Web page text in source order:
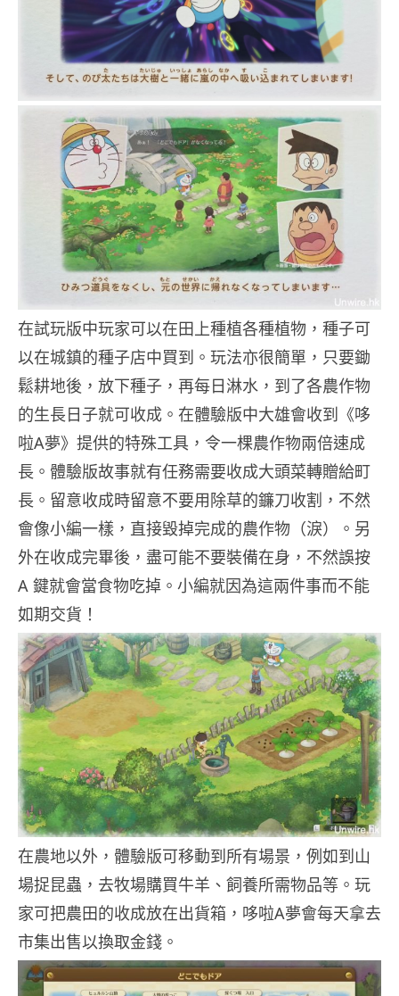
在試玩版中玩家可以在田上種植各種植物，種子可
以在城鎮的種子店中買到。玩法亦很簡單，只要鋤
鬆耕地後，放下種子，再每日淋水，到了各農作物
的生長日子就可收成。在體驗版中大雄會收到《哆
啦A夢》提供的特殊工具，令一棵農作物兩倍速成
長。體驗版故事就有任務需要收成大頭菜轉贈給町
長。留意收成時留意不要用除草的鐮刀收割，不然
會像小編一樣，直接毀掉完成的農作物（淚）。另
外在收成完畢後，盡可能不要裝備在身，不然誤按
A 鍵就會當食物吃掉。小編就因為這兩件事而不能
如期交貨！
在農地以外，體驗版可移動到所有場景，例如到山
場捉昆蟲，去牧場購買牛羊、飼養所需物品等。玩
家可把農田的收成放在出貨箱，哆啦A夢會每天拿去
市集出售以換取金錢。